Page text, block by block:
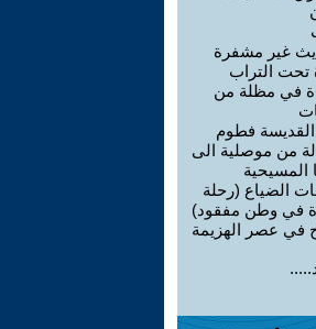
غير مشفرة
تحت التراب
في مظلة من
فطوم
من موصلية الى
المسيحية
الضياع (رحلة
في وطن مفقود)
في عصر الهزيمة